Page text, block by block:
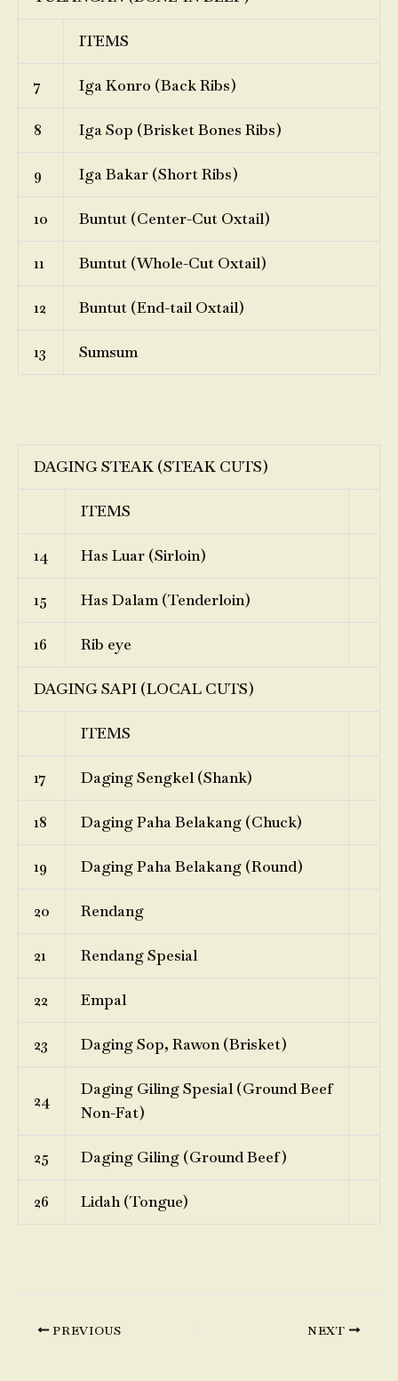
ITEMS
7 Iga Konro (Back Ribs)
8 Iga Sop (Brisket Bones Ribs)
9 Iga Bakar (Short Ribs)
10 Buntut (Center-Cut Oxtail)
11 Buntut (Whole-Cut Oxtail)
12 Buntut (End-tail Oxtail)
13 Sumsum
DAGING STEAK (STEAK CUTS)
ITEMS
14 Has Luar (Sirloin)
15 Has Dalam (Tenderloin)
16 Rib eye
DAGING SAPI (LOCAL CUTS)
ITEMS
17 Daging Sengkel (Shank)
18 Daging Paha Belakang (Chuck)
19 Daging Paha Belakang (Round)
20 Rendang
21 Rendang Spesial
22 Empal
23 Daging Sop, Rawon (Brisket)
24
Daging Giling Spesial (Ground Beef
Non-Fat)
25 Daging Giling (Ground Beef)
26 Lidah (Tongue)
PREVIOUS NEXT